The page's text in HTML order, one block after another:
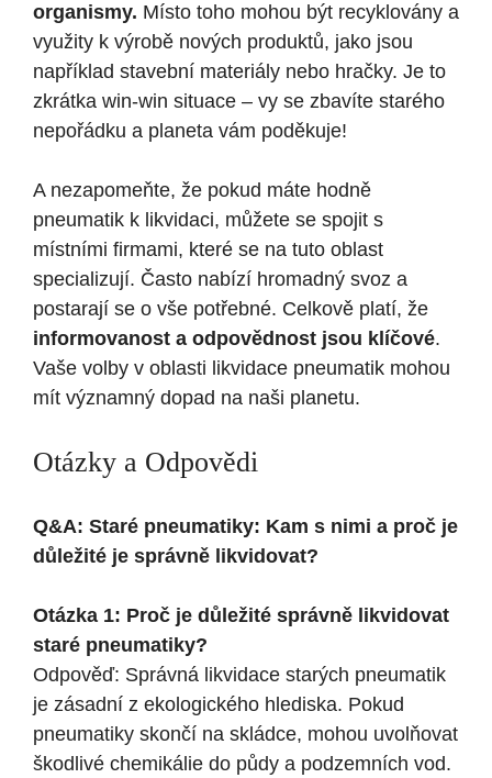
organismy. Místo toho mohou být recyklovány a
využity k výrobě nových produktů, jako jsou
například stavební materiály nebo hračky. Je to
zkrátka win-win situace – vy se zbavíte starého
nepořádku a planeta vám poděkuje!
A nezapomeňte, že pokud máte hodně
pneumatik k likvidaci, můžete se spojit s
místními firmami, které se na tuto oblast
specializují. Často nabízí hromadný svoz a
postarají se o vše potřebné. Celkově platí, že
informovanost a odpovědnost jsou klíčové.
Vaše volby v oblasti likvidace pneumatik mohou
mít významný dopad na naši planetu.
Otázky a Odpovědi
Q&A: Staré pneumatiky: Kam s nimi a proč je
důležité je správně likvidovat?
Otázka 1: Proč je důležité správně likvidovat
staré pneumatiky?
Odpověď: Správná likvidace starých pneumatik
je zásadní z ekologického hlediska. Pokud
pneumatiky skončí na skládce, mohou uvolňovat
škodlivé chemikálie do půdy a podzemních vod.